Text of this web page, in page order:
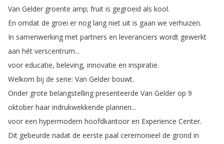
Van Gelder groente amp; fruit is gegroeid als kool.
En omdat de groei er nog lang niet uit is gaan we verhuizen.
In samenwerking met partners en leveranciers wordt gewerkt
aan hét verscentrum...
voor educatie, beleving, innovatie en inspiratie.
Welkom bij de serie: Van Gelder bouwt.
Onder grote belangstelling presenteerde Van Gelder op 9
oktober haar indrukwekkende plannen...
voor een hypermodern hoofdkantoor en Experience Center.
Dit gebeurde nadat de eerste paal ceremonieel de grond in